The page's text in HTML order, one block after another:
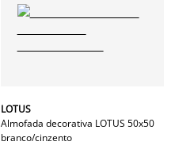
LOTUS
Almofada decorativa LOTUS 50x50
branco/cinzento